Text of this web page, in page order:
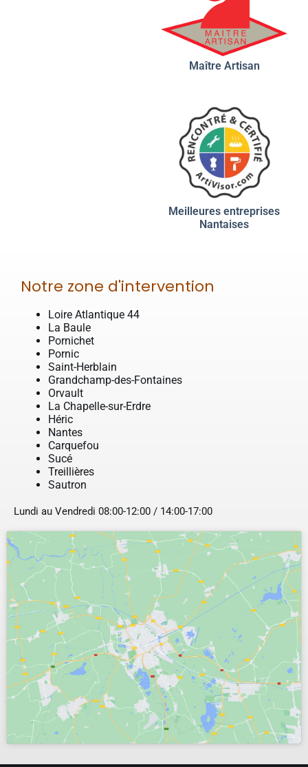
Maître Artisan
Meilleures entreprises
Nantaises
Notre zone d'intervention
Loire Atlantique 44
La Baule
Pornichet
Pornic
Saint-Herblain
Grandchamp-des-Fontaines
Orvault
La Chapelle-sur-Erdre
Héric
Nantes
Carquefou
Sucé
Treillières
Sautron
Lundi au Vendredi 08:00-12:00 / 14:00-17:00